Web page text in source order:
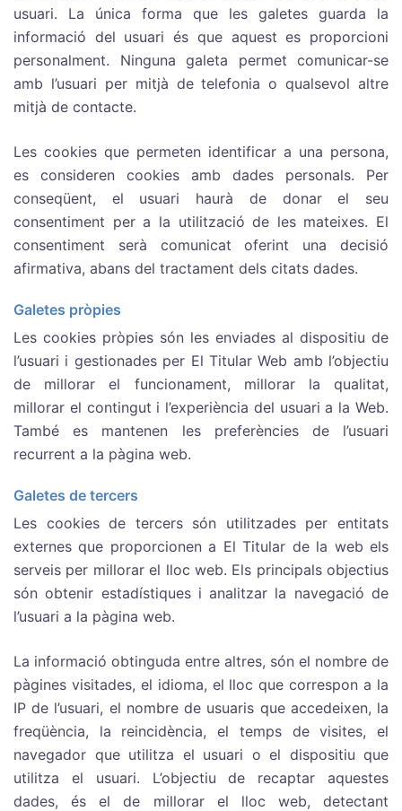
usuari. La única forma que les galetes guarda la
informació del usuari és que aquest es proporcioni
personalment. Ninguna galeta permet comunicar-se
amb l’usuari per mitjà de telefonia o qualsevol altre
mitjà de contacte.
Les cookies que permeten identificar a una persona,
es consideren cookies amb dades personals. Per
conseqüent, el usuari haurà de donar el seu
consentiment per a la utilització de les mateixes. El
consentiment serà comunicat oferint una decisió
afirmativa, abans del tractament dels citats dades.
Galetes pròpies
Les cookies pròpies són les enviades al dispositiu de
l’usuari i gestionades per El Titular Web amb l’objectiu
de millorar el funcionament, millorar la qualitat,
millorar el contingut i l’experiència del usuari a la Web.
També es mantenen les preferències de l’usuari
recurrent a la pàgina web.
Galetes de tercers
Les cookies de tercers són utilitzades per entitats
externes que proporcionen a El Titular de la web els
serveis per millorar el lloc web. Els principals objectius
són obtenir estadístiques i analitzar la navegació de
l’usuari a la pàgina web.
La informació obtinguda entre altres, són el nombre de
pàgines visitades, el idioma, el lloc que correspon a la
IP de l’usuari, el nombre de usuaris que accedeixen, la
freqüència, la reincidència, el temps de visites, el
navegador que utilitza el usuari o el dispositiu que
utilitza el usuari. L’objectiu de recaptar aquestes
dades, és el de millorar el lloc web, detectant